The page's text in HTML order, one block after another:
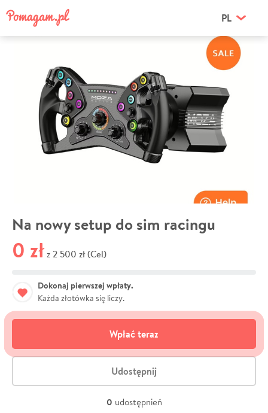
PL
Na nowy setup do sim racingu
0 zł z 2 500 zł (Cel)
Dokonaj pierwszej wpłaty.
Każda złotówka się liczy.
Wpłać teraz
Udostępnij
0 udostępnień